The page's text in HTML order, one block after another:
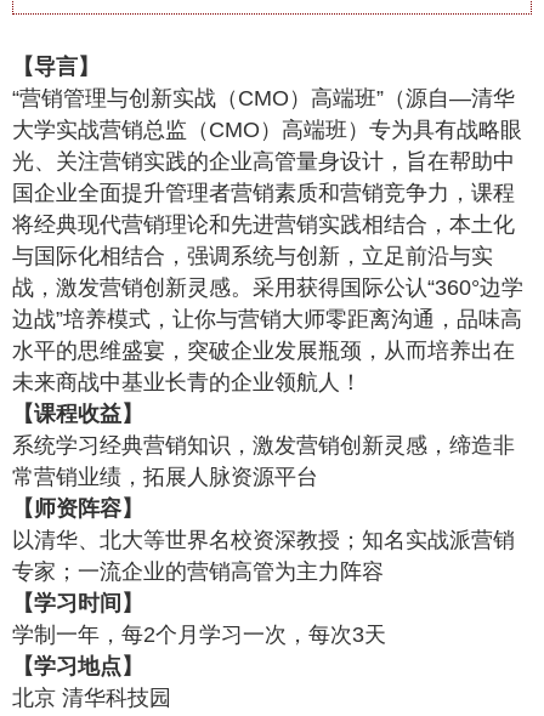
【导言】
“营销管理与创新实战（CMO）高端班”（源自—清华
大学实战营销总监（CMO）高端班）专为具有战略眼
光、关注营销实践的企业高管量身设计，旨在帮助中
国企业全面提升管理者营销素质和营销竞争力，课程
将经典现代营销理论和先进营销实践相结合，本土化
与国际化相结合，强调系统与创新，立足前沿与实
战，激发营销创新灵感。采用获得国际公认“360°边学
边战”培养模式，让你与营销大师零距离沟通，品味高
水平的思维盛宴，突破企业发展瓶颈，从而培养出在
未来商战中基业长青的企业领航人！
【课程收益】
系统学习经典营销知识，激发营销创新灵感，缔造非
常营销业绩，拓展人脉资源平台
【师资阵容】
以清华、北大等世界名校资深教授；知名实战派营销
专家；一流企业的营销高管为主力阵容
【学习时间】
学制一年，每2个月学习一次，每次3天
【学习地点】
北京 清华科技园